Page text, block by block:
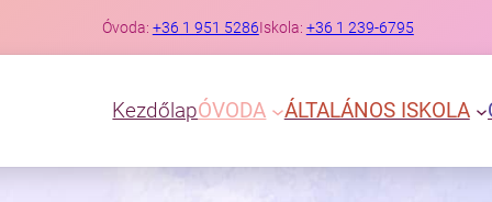
Óvoda: +36 1 951 5286Iskola: +36 1 239-6795
KezdőlapÓVODA ÁLTALÁNOS ISKOLA